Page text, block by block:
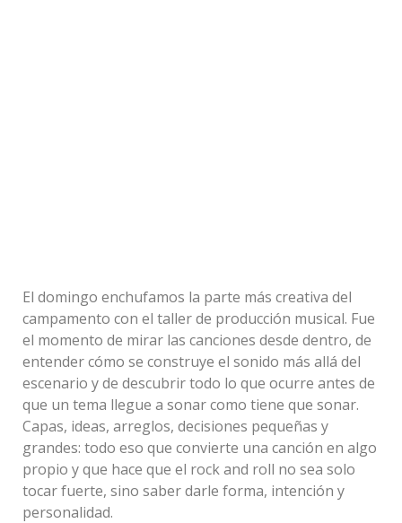
El domingo enchufamos la parte más creativa del
campamento con el taller de producción musical. Fue
el momento de mirar las canciones desde dentro, de
entender cómo se construye el sonido más allá del
escenario y de descubrir todo lo que ocurre antes de
que un tema llegue a sonar como tiene que sonar.
Capas, ideas, arreglos, decisiones pequeñas y
grandes: todo eso que convierte una canción en algo
propio y que hace que el rock and roll no sea solo
tocar fuerte, sino saber darle forma, intención y
personalidad.